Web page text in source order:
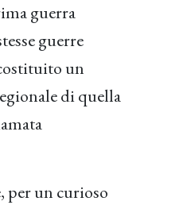
guerra
guerre
un
di quella
per un curioso